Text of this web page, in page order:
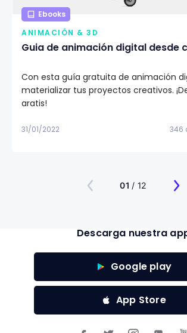
Ebooks
ANIMACIÓN & 3D
Guia de animación digital desde
Con esta guía gratuita de animación
materializar tus proyectos creativos.
gratis!
31/01/2022 346
01 / 12
Descarga nuestra
Google play
App Store